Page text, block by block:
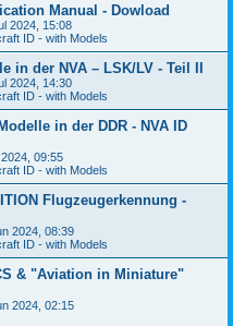
Manual - Dowload
2024, 15:08
ID - with Models
in der NVA – LSK/LV - Teil II
2024, 14:30
ID - with Models
in der DDR - NVA ID
09:55
ID - with Models
Flugzeugerkennung -
2024, 08:39
ID - with Models
& "Aviation in Miniature"
2024, 02:15